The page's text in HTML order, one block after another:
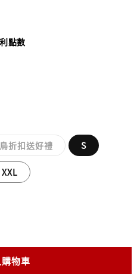
點數
折扣送好禮 S
XXL
物車